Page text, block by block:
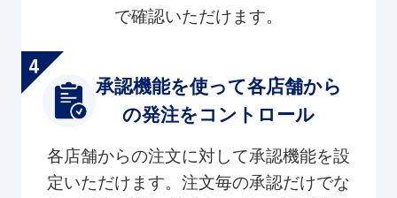
で確認いただけます。
承認機能を使って各店舗から
の発注をコントロール
各店舗からの注文に対して承認機能を設
定いただけます。注文毎の承認だけでな